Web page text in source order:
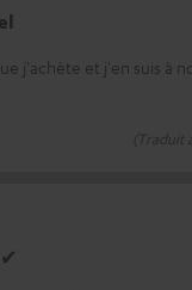
j'achète et j'en suis à
(Traduit